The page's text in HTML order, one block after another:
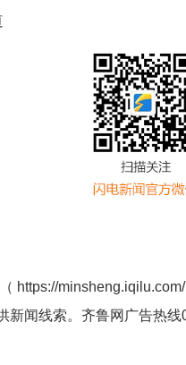
https://minsheng.iqilu.com/
新闻线索。齐鲁网广告热线